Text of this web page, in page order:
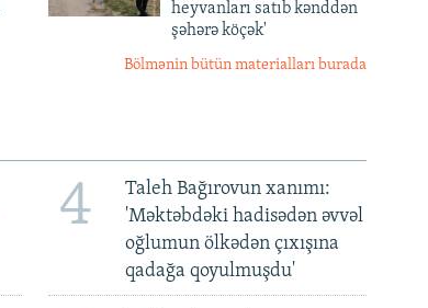
heyvanları satıb kənddən
şəhərə köçək'
Bölmənin bütün materialları burada
4
Taleh Bağırovun xanımı:
'Məktəbdəki hadisədən əvvəl
oğlumun ölkədən çıxışına
qadağa qoyulmuşdu'